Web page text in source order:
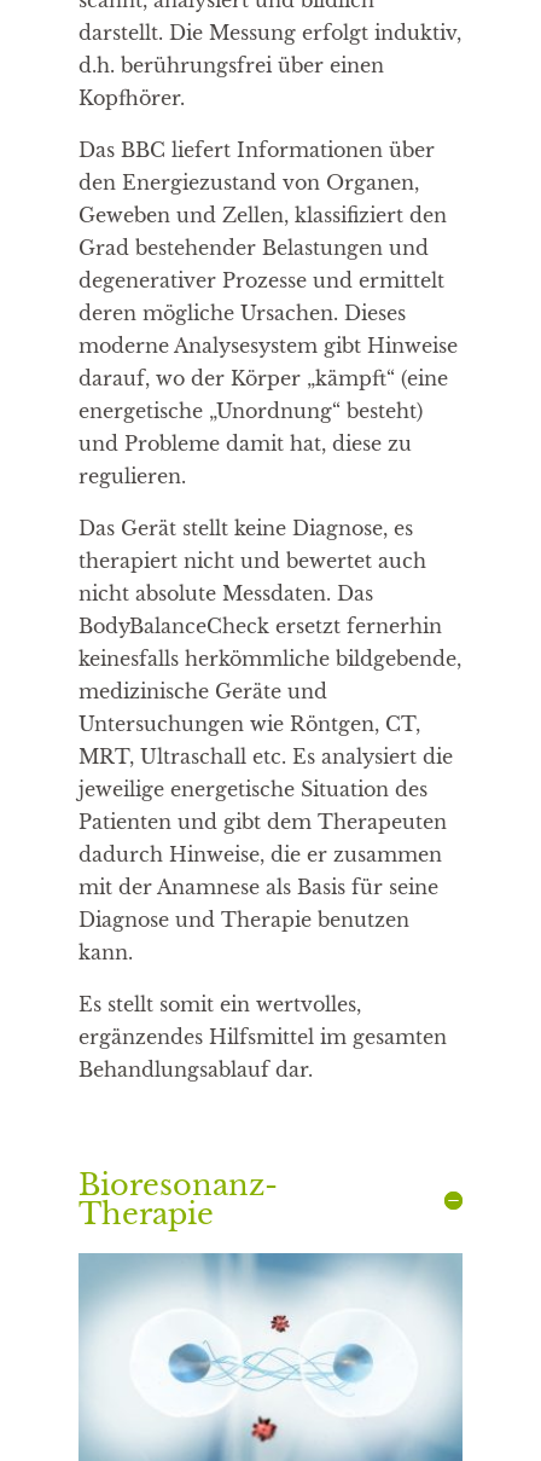
darstellt. Die Messung erfolgt induktiv,
d.h. berührungsfrei über einen
Kopfhörer.
Das BBC liefert Informationen über
den Energiezustand von Organen,
Geweben und Zellen, klassifiziert den
Grad bestehender Belastungen und
degenerativer Prozesse und ermittelt
deren mögliche Ursachen. Dieses
moderne Analysesystem gibt Hinweise
darauf, wo der Körper „kämpft“ (eine
energetische „Unordnung“ besteht)
und Probleme damit hat, diese zu
regulieren.
Das Gerät stellt keine Diagnose, es
therapiert nicht und bewertet auch
nicht absolute Messdaten. Das
BodyBalanceCheck ersetzt fernerhin
keinesfalls herkömmliche bildgebende,
medizinische Geräte und
Untersuchungen wie Röntgen, CT,
MRT, Ultraschall etc. Es analysiert die
jeweilige energetische Situation des
Patienten und gibt dem Therapeuten
dadurch Hinweise, die er zusammen
mit der Anamnese als Basis für seine
Diagnose und Therapie benutzen
kann.
Es stellt somit ein wertvolles,
ergänzendes Hilfsmittel im gesamten
Behandlungsablauf dar.
Bioresonanz-
Therapie